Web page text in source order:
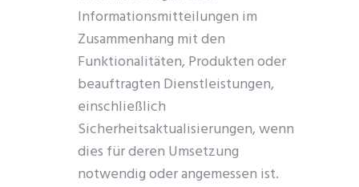
Informationsmitteilungen im
Zusammenhang mit den
Funktionalitäten, Produkten oder
beauftragten Dienstleistungen,
einschließlich
Sicherheitsaktualisierungen, wenn
dies für deren Umsetzung
notwendig oder angemessen ist.